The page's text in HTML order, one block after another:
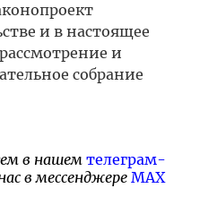
и в настоящее
и
собрание
в нашем телеграм-
в мессенджере MAX